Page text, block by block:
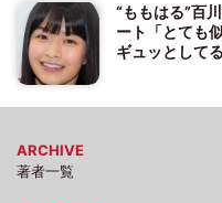
“ももはる”百
ート「とても
ギュッとして
ARCHIVE
著者一覧